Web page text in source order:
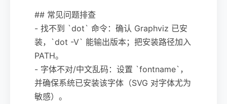
## 常见问题排查
- 找不到 `dot` 命令：确认 Graphviz 已安
装，`dot -V` 能输出版本；把安装路径加入
PATH。
- 字体不对/中文乱码：设置 `fontname`，
并确保系统已安装该字体（SVG 对字体尤为
敏感）。